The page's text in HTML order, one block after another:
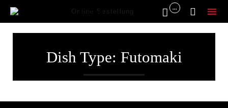
Online Bestellung  ... 
Dish Type: Futomaki